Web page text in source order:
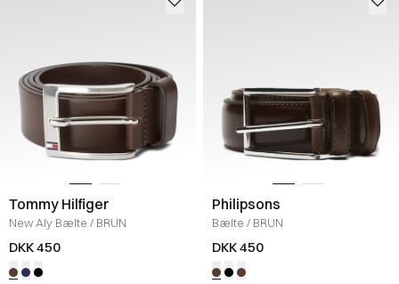
Tommy Hilfiger
New Aly Bælte / BRUN
DKK 450
Philipsons
Bælte / BRUN
DKK 450